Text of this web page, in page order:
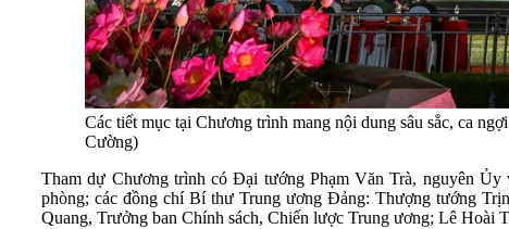
Các tiết mục tại Chương trình mang nội dung sâu sắc, ca
Cường)
Tham dự Chương trình có Đại tướng Phạm Văn Trà, nguyên
phòng; các đồng chí Bí thư Trung ương Đảng: Thượng tướng
Quang, Trưởng ban Chính sách, Chiến lược Trung ương; Lê Hoài